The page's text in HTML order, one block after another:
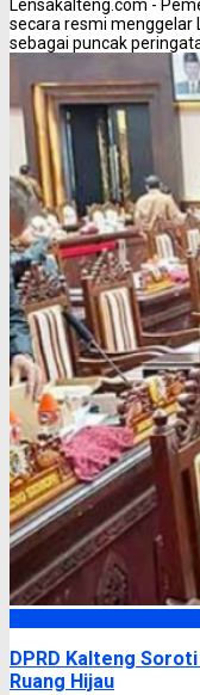
Lensakalteng.com -
secara resmi menggelar
sebagai puncak
DPRD Kalteng
Ruang Hijau